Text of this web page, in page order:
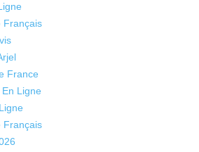
Français
France
Ligne
Français